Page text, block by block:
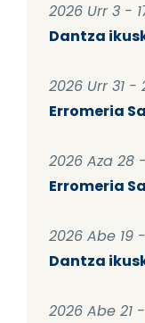
2026 Urr 3 -
Dantza
2026 Urr 31 -
Erromeria
2026 Aza 28
Erromeria
2026 Abe 19
Dantza
2026 Abe 21